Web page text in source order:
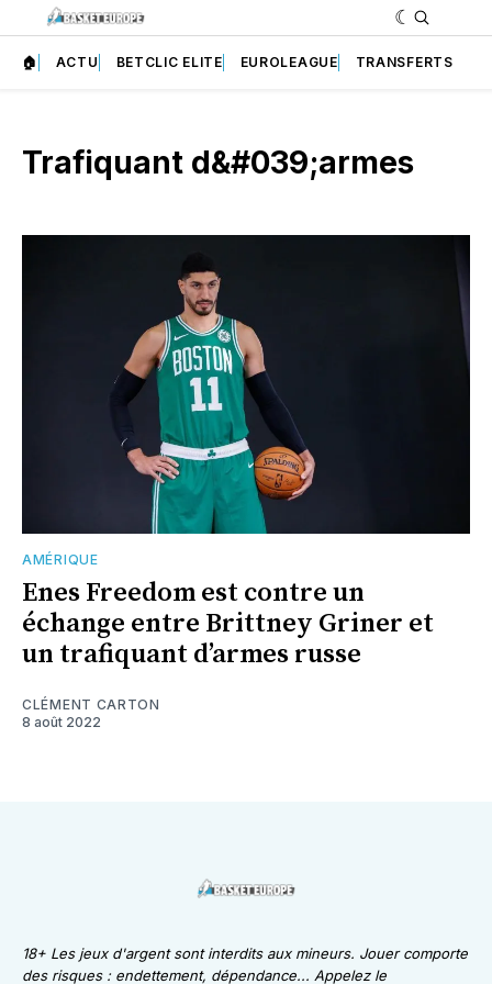
🏠 ACTU BETCLIC ELITE EUROLEAGUE TRANSFERTS
Trafiquant d&#039;armes
AMÉRIQUE
Enes Freedom est contre un
échange entre Brittney Griner et
un trafiquant d’armes russe
CLÉMENT CARTON
8 août 2022
18+ Les jeux d'argent sont interdits aux mineurs. Jouer comporte
des risques : endettement, dépendance... Appelez le